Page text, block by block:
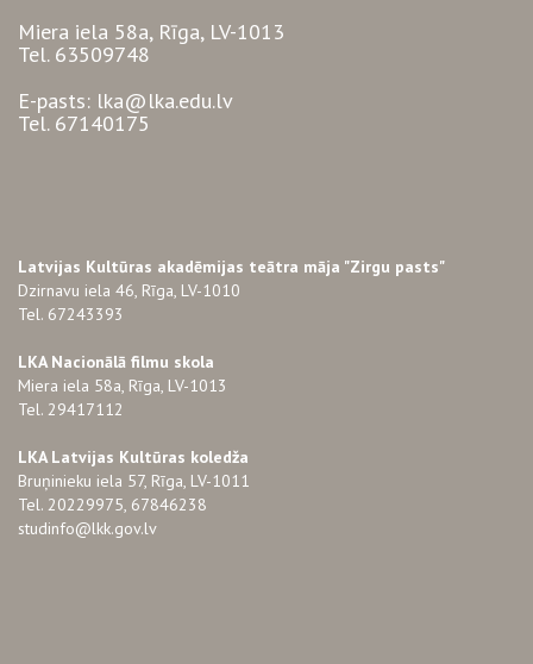
Miera iela 58a, Rīga, LV-1013
Tel. 63509748
E-pasts: lka@lka.edu.lv
Tel. 67140175
Latvijas Kultūras akadēmijas teātra māja "Zirgu pasts"
Dzirnavu iela 46, Rīga, LV-1010
Tel. 67243393
LKA Nacionālā filmu skola
Miera iela 58a, Rīga, LV-1013
Tel. 29417112
LKA Latvijas Kultūras koledža
Bruņinieku iela 57, Rīga, LV-1011
Tel. 20229975, 67846238
studinfo@lkk.gov.lv